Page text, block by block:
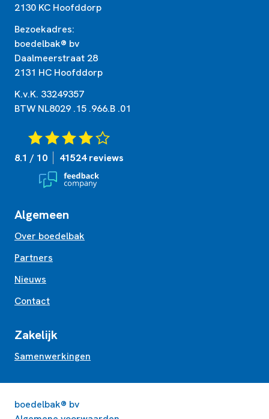
2130 KC Hoofddorp
Bezoekadres:
boedelbak® bv
Daalmeerstraat 28
2131 HC Hoofddorp
K.v.K. 33249357
BTW NL8029 .15 .966.B .01
8.1 / 10 41524 reviews
Algemeen
Over boedelbak
Partners
Nieuws
Contact
Zakelijk
Samenwerkingen
boedelbak® bv